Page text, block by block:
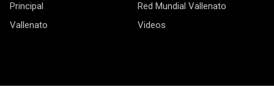
Principal
Red Mundial Vallenato
Vallenato
Videos